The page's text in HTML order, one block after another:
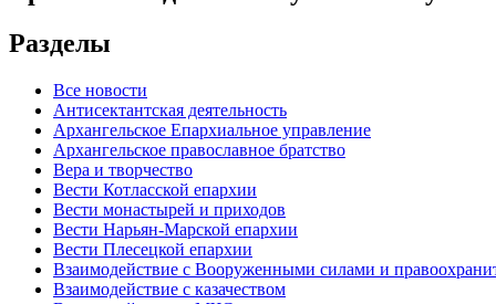
Разделы
Все новости
Антисектантская деятельность
Архангельское Епархиальное управление
Архангельское православное братство
Вера и творчество
Вести Котласской епархии
Вести монастырей и приходов
Вести Нарьян-Марской епархии
Вести Плесецкой епархии
Взаимодействие с Вооруженными силами и
Взаимодействие с казачеством